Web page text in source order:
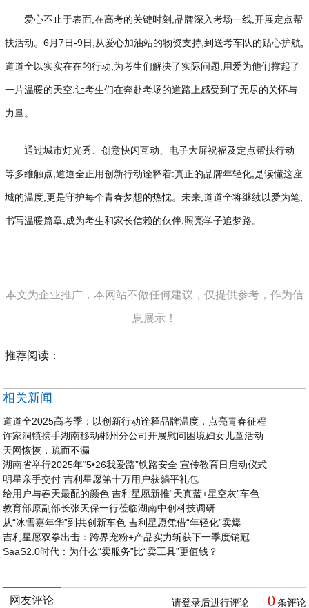
爱心不止于表面,在高考的关键时刻,品牌深入考场一线,开展定点帮
扶活动。6月7日-9日,从爱心加油站的物资支持,到送考车队的贴心护航,
道道全以实实在在的行动,为考生们解决了实际问题,用爱为他们撑起了
一片温暖的天空,让考生们在奔赴考场的道路上感受到了无尽的关怀与
力量。
通过城市灯光秀、创意快闪互动、电子大屏祝福及定点帮扶行动
等多维触点,道道全正用创新行动诠释着:真正的品牌年轻化,是读懂这座
城的温度,更是守护每个青春梦想的热忱。未来,道道全将继续以爱为笔,
书写温暖篇章,成为考生和家长信赖的伙伴,照亮学子追梦路。
本文为企业推广，本网站不做任何建议，仅提供参考，作为信
息展示！
推荐阅读：
相关新闻
道道全2025高考季：以创新行动诠释品牌温度，点亮青春征程
许家洞镇携手湖南移动郴州分公司开展慰问困境妇女儿童活动
天网恢恢，疏而不漏
湖南省举行2025年“5•26我爱路”铁路安全 宣传教育日启动仪式
明星亲手交付 吉利星愿第十万用户获躺平礼包
给用户与春天最配的颜色 吉利星愿新推“天真蓝+星空灰”车色
教育部原副部长张天保一行莅临湖南中创科技调研
从“冰雪嘉年华”到共创新车色 吉利星愿凭借“年轻化”卖爆
吉利星愿双拳出击：跨界宠粉+产品实力斩获下一季度销冠
SaaS2.0时代：为什么“卖服务”比“卖工具”更值钱？
网友评论 请登录后进行评论 0 条评论